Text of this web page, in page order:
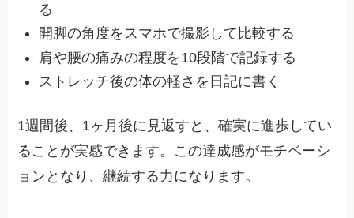
る
開脚の角度をスマホで撮影して比較する
肩や腰の痛みの程度を10段階で記録する
ストレッチ後の体の軽さを日記に書く
1週間後、1ヶ月後に見返すと、確実に進歩してい
ることが実感できます。この達成感がモチベーシ
ョンとなり、継続する力になります。